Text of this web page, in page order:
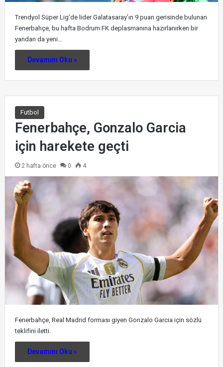
Trendyol Süper Lig’de lider Galatasaray’ın 9 puan gerisinde bulunan
Fenerbahçe, bu hafta Bodrum FK deplasmanına hazırlanırken bir
yandan da yeni…
Devamını Oku »
Futbol
Fenerbahçe, Gonzalo Garcia
için harekete geçti
2 hafta önce 0 4
Fenerbahçe, Real Madrid forması giyen Gonzalo Garcia için sözlü
teklifini iletti.
Devamını Oku »